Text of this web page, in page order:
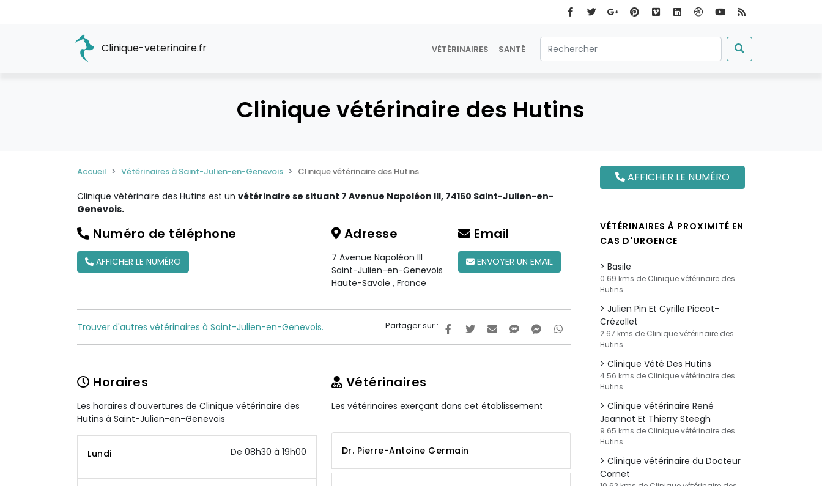
Clinique-veterinaire.fr VÉTÉRINAIRES SANTÉ
Clinique vétérinaire des Hutins
Accueil Vétérinaires à Saint-Julien-en-Genevois Clinique vétérinaire des Hutins
Clinique vétérinaire des Hutins est un vétérinaire se situant 7 Avenue Napoléon III, 74160 Saint-Julien-en-
Genevois.
Numéro de téléphone
AFFICHER LE NUMÉRO
Adresse
7 Avenue Napoléon III
Saint-Julien-en-Genevois
Haute-Savoie , France
Email
ENVOYER UN EMAIL
Partager sur :
Trouver d'autres vétérinaires à Saint-Julien-en-Genevois.
Horaires
Les horaires d’ouvertures de Clinique vétérinaire des
Hutins à Saint-Julien-en-Genevois
Lundi De 08h30 à 19h00
Vétérinaires
Les vétérinaires exerçant dans cet établissement
Dr. Pierre-Antoine Germain
AFFICHER LE NUMÉRO
VÉTÉRINAIRES À PROXIMITÉ EN
CAS D'URGENCE
Basile
0.69 kms de Clinique vétérinaire des
Hutins
Julien Pin Et Cyrille Piccot-
Crézollet
2.67 kms de Clinique vétérinaire des
Hutins
Clinique Vété Des Hutins
4.56 kms de Clinique vétérinaire des
Hutins
Clinique vétérinaire René
Jeannot Et Thierry Steegh
9.65 kms de Clinique vétérinaire des
Hutins
Clinique vétérinaire du Docteur
Cornet